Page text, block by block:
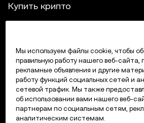
Купить крипто
Трейдинг
Мы используем файлы cookie, чтобы
правильную работу нашего веб-сайта,
рекламные объявления и другие
работу функций социальных сетей и
сетевой трафик. Мы также
об использовании вами нашего веб-
партнерам по социальным сетям,
аналитическим системам.